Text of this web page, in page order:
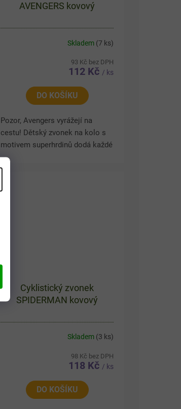
AVENGERS kovový
Skladem (7 ks)
93 Kč bez DPH
112 Kč / ks
DO KOŠÍKU
Pozor, Avengers vyrážejí na
cestu! Dětský zvonek na kolo s
motivem superhrdinů dodá každé
jízdě pořádnou dávku akce.
Hlasitý cinkavý zvuk upozorní
Cyklistický zvonek
SPIDERMAN kovový
Skladem (3 ks)
98 Kč bez DPH
118 Kč / ks
DO KOŠÍKU